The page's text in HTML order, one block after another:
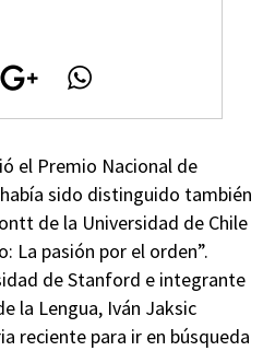
el Premio Nacional de
sido distinguido también
de la Universidad de Chile
La pasión por el orden”.
de Stanford e integrante
la Lengua, Iván Jaksic
reciente para ir en búsqueda